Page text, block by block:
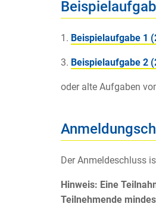
1. Beispielaufgabe 1
3. Beispielaufgabe 2
oder alte Aufgaben
Der Anmeldeschluss
Hinweis: Eine
Teilnehmende